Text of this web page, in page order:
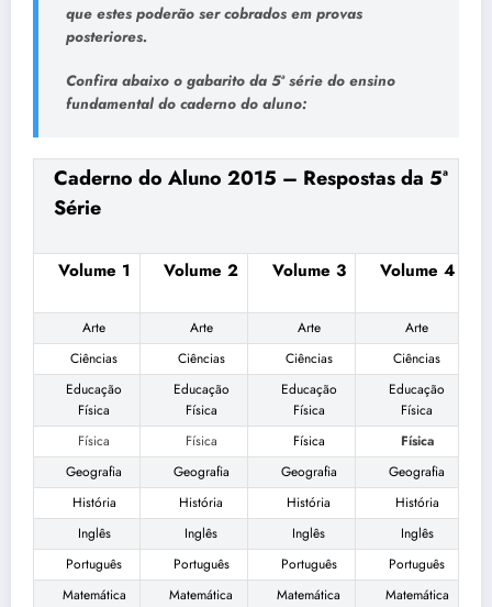
que estes poderão ser cobrados em provas
posteriores.
Confira abaixo o gabarito da 5ª série do ensino
fundamental do caderno do aluno:
Caderno do Aluno 2015 – Respostas da 5ª
Série
Volume 1 Volume 2 Volume 3 Volume 4
Arte Arte Arte
Arte
Ciências
Ciências Ciências
Ciências
Educação
Física
Educação
Física
Educação
Física
Educação
Física
Física
Física Física
Física
Geografia
Geografia Geografia
Geografia
História
História História
História
Inglês
Inglês Inglês
Inglês
Português
Português Português
Português
Matemática
Matemática Matemática Matemática